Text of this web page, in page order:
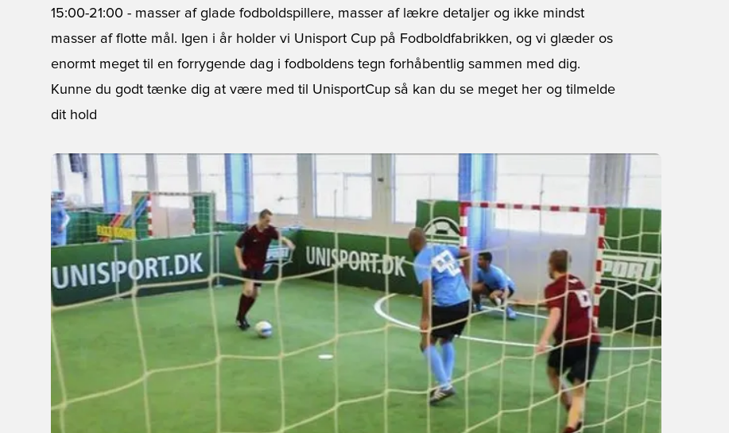
15:00-21:00 - masser af glade fodboldspillere, masser af lækre detaljer og ikke mindst
masser af flotte mål. Igen i år holder vi Unisport Cup på Fodboldfabrikken, og vi glæder os
enormt meget til en forrygende dag i fodboldens tegn forhåbentlig sammen med dig.
Kunne du godt tænke dig at være med til UnisportCup så kan du se meget her og tilmelde
dit hold